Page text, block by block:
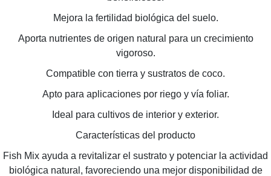
Mejora la fertilidad biológica del suelo.
Aporta nutrientes de origen natural para un crecimiento
vigoroso.
Compatible con tierra y sustratos de coco.
Apto para aplicaciones por riego y vía foliar.
Ideal para cultivos de interior y exterior.
Características del producto
Fish Mix ayuda a revitalizar el sustrato y potenciar la actividad
biológica natural, favoreciendo una mejor disponibilidad de